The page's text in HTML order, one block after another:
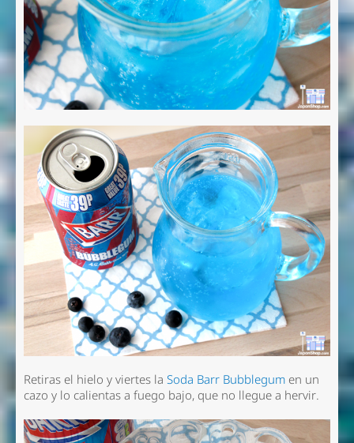
Retiras el hielo y viertes la Soda Barr Bubblegumen un
cazo y lo calientas a fuego bajo, que no llegue a hervir.